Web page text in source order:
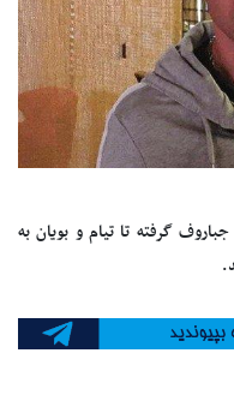
گرفته تا تیام و بویان به